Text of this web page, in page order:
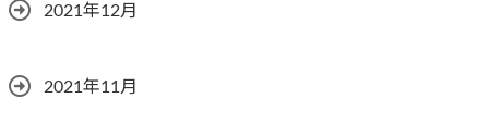
2021年12月
2021年11月